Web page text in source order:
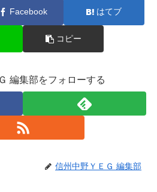
Facebook はてブ
コピー
編集部をフォローする
信州中野ＹＥＧ 編集部